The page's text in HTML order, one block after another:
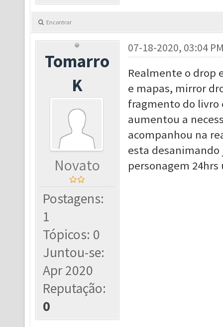
Encontrar
Tomarro
K
Novato
Postagens:
1
Tópicos: 0
Juntou-se:
Apr 2020
Reputação:
0
07-18-2020, 03:04
Realmente o drop
e mapas, mirror
fragmento do livro
aumentou a
acompanhou na
esta desanimando
personagem 24hrs